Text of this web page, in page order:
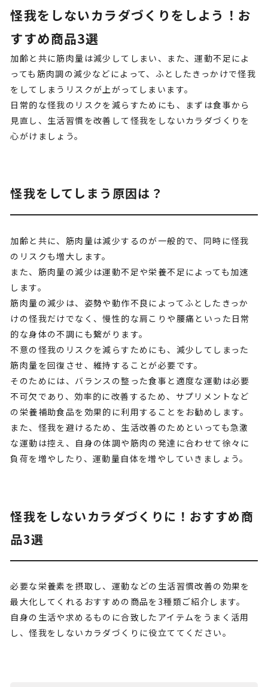
怪我をしないカラダづくりをしよう！お
すすめ商品3選
加齢と共に筋肉量は減少してしまい、また、運動不足によ
っても筋肉調の減少などによって、ふとしたきっかけで怪我
をしてしまうリスクが上がってしまいます。
日常的な怪我のリスクを減らすためにも、まずは食事から
見直し、生活習慣を改善して怪我をしないカラダづくりを
心がけましょう。
怪我をしてしまう原因は？
加齢と共に、筋肉量は減少するのが一般的で、同時に怪我
のリスクも増大します。
また、筋肉量の減少は運動不足や栄養不足によっても加速
します。
筋肉量の減少は、姿勢や動作不良によってふとしたきっか
けの怪我だけでなく、慢性的な肩こりや腰痛といった日常
的な身体の不調にも繋がります。
不意の怪我のリスクを減らすためにも、減少してしまった
筋肉量を回復させ、維持することが必要です。
そのためには、バランスの整った食事と適度な運動は必要
不可欠であり、効率的に改善するため、サプリメントなど
の栄養補助食品を効果的に利用することをお勧めします。
また、怪我を避けるため、生活改善のためといっても急激
な運動は控え、自身の体調や筋肉の発達に合わせて徐々に
負荷を増やしたり、運動量自体を増やしていきましょう。
怪我をしないカラダづくりに！おすすめ商
品3選
必要な栄養素を摂取し、運動などの生活習慣改善の効果を
最大化してくれるおすすめの商品を3種類ご紹介します。
自身の生活や求めるものに合致したアイテムをうまく活用
し、怪我をしないカラダづくりに役立ててください。